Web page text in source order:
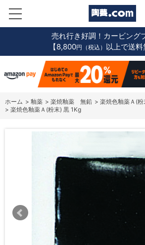
売れ行き好調！カービング
【8,800円（税込） 以上で送料
ホーム > 釉薬 > 楽焼釉薬 無鉛 > 楽焼色釉薬Ａ(粉
> 楽焼色釉薬Ａ(粉末) 黒 1Kg